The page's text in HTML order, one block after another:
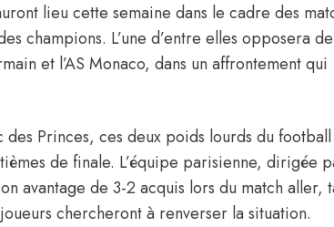
lieu cette semaine dans le cadre des
champions. L’une d’entre elles opposera
et l’AS Monaco, dans un affrontement qui
Princes, ces deux poids lourds du
de finale. L’équipe parisienne, dirigée
avantage de 3-2 acquis lors du match aller,
chercheront à renverser la situation.